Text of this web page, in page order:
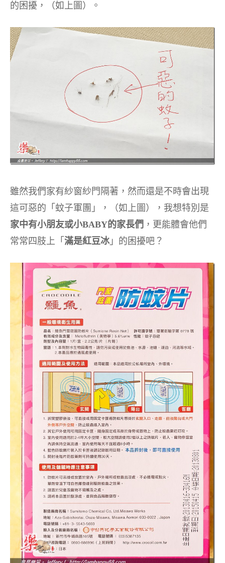
的困擾，（如上圖）。
雖然我們家有紗窗紗門隔著，然而還是不時會出現
這可惡的「蚊子軍團」，（如上圖），我想特別是
家中有小朋友或小BABY的家長們 ，更能體會他們
常常四肢上「 滿是紅豆冰」的困擾吧？